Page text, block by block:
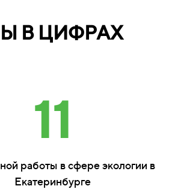
В ЦИФРАХ
11
работы в сфере экологии в
Екатеринбурге